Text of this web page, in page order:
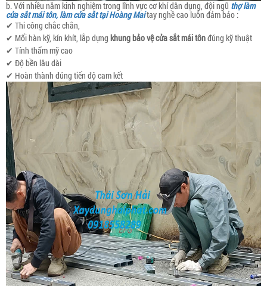
b. Với nhiều năm kinh nghiệm trong lĩnh vực cơ khí dân dụng, đội ngũ thợ làm
cửa sắt mái tôn, làm cửa sắt tại Hoàng Maitay nghề cao luôn đảm bảo :
✔ Thi công chắc chắn,
✔ Mối hàn kỹ, kín khít, lắp dựng khung bảo vệ cửa sắt mái tônđúng kỹ thuật
✔ Tính thẩm mỹ cao
✔ Độ bền lâu dài
✔ Hoàn thành đúng tiến độ cam kết